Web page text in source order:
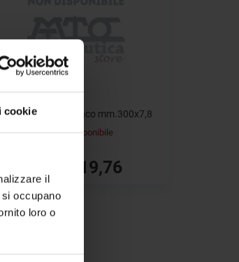
cookie
il
occupano
loro o
Fascetta nylon bianco mm.300x7,8
Non disponibile
€ 19,76